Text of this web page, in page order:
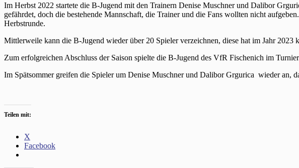
Im Herbst 2022 startete die B-Jugend mit den Trainern Denise Muschner und Dalibor
gefährdet, doch die bestehende Mannschaft, die Trainer und die Fans wollten nicht
Herbstrunde.
Mittlerweile kann die B-Jugend wieder über 20 Spieler verzeichnen, diese hat im Jahr 2023
Zum erfolgreichen Abschluss der Saison spielte die B-Jugend des VfR Fischenich im
Im Spätsommer greifen die Spieler um Denise Muschner und Dalibor Grgurica wieder an,
Teilen mit:
X
Facebook